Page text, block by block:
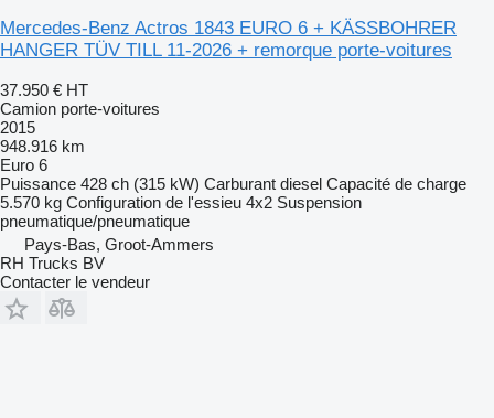
Mercedes-Benz Actros 1843 EURO 6 + KÄSSBOHRER
HANGER TÜV TILL 11-2026 + remorque porte-voitures
37.950 € HT
Camion porte-voitures
2015
948.916 km
Euro 6
Puissance 428 ch (315 kW) Carburant diesel Capacité de charge
5.570 kg Configuration de l'essieu 4x2 Suspension
pneumatique/pneumatique
Pays-Bas, Groot-Ammers
RH Trucks BV
Contacter le vendeur